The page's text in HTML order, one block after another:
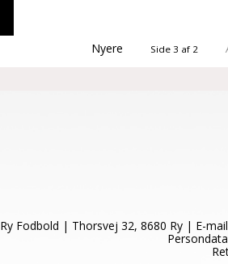
Nyere Side 3 af 2
Ry Fodbold | Thorsvej 32, 8680 Ry | E-